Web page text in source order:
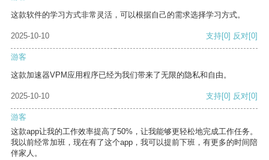
这款软件的学习方式非常灵活，可以根据自己的需求选择学习方式。
2025-10-10 支持[0] 反对[0]
游客
这款加速器VPM应用程序已经为我们带来了无限的隐私和自由。
2025-10-10 支持[0] 反对[0]
游客
这款app让我的工作效率提高了50%，让我能够更轻松地完成工作任务。
我以前经常加班，现在有了这个app，我可以提前下班，有更多的时间陪
伴家人。